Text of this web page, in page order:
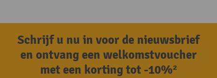
Schrijf u nu in voor de nieuwsbrief
en ontvang een welkomstvoucher
met een korting tot -10%²